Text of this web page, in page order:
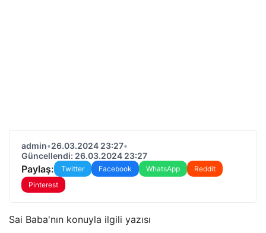
admin•26.03.2024 23:27•
Güncellendi: 26.03.2024 23:27
Paylaş: Twitter Facebook WhatsApp
Reddit
Pinterest
Sai Baba'nın konuyla ilgili yazısı